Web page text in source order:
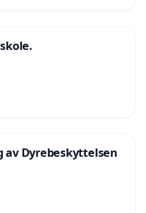
av Dyrebeskyttelsen